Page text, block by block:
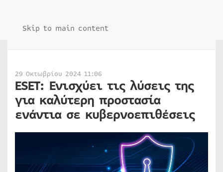
Skip to main content
29 Οκτωβρίου 2024 11:06
ESET: Ενισχύει τις λύσεις της
για καλύτερη προστασία
ενάντια σε κυβερνοεπιθέσεις